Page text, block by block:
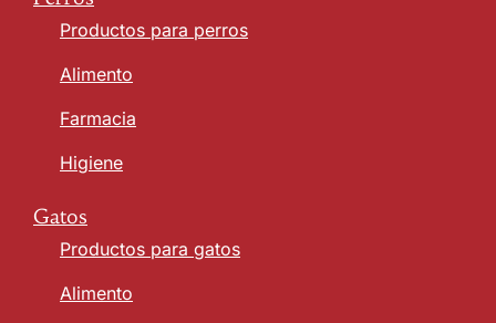
Productos para perros
Alimento
Farmacia
Higiene
Gatos
Productos para gatos
Alimento